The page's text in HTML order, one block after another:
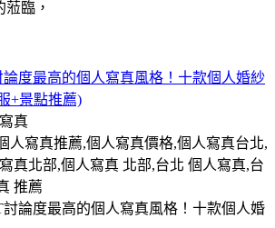
臨，
論度最高的個人寫真風格！十款個人婚紗
+景點推薦)
真
討論度最高的個人寫真風格！十款個人婚